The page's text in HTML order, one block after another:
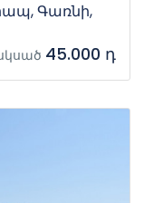
Գառնի,
45.000 դ